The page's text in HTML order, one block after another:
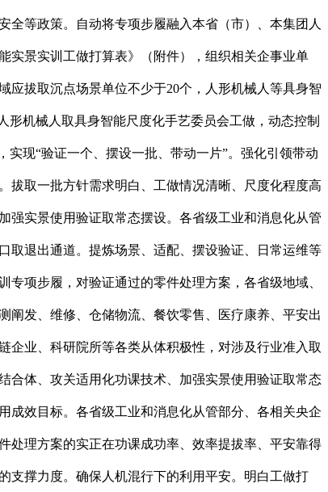
等政策。自动将专项步履融入本省（市）、本集团人
实景实训工做打算表》（附件），组织相关企事业单
应拔取沉点场景单位不少于20个，人形机械人等具身智
机械人取具身智能尺度化手艺委员会工做，动态控制
现“验证一个、摆设一批、带动一片”。强化引领带动
拔取一批方针需求明白、工做情况清晰、尺度化程度高
强实景使用验证取常态摆设。各省级工业和消息化从管
取退出通道。提炼场景、适配、摆设验证、日常运维等
项步履，对验证通过的零件处理方案，各省级地域、
阐发、维修、仓储物流、餐饮零售、医疗康养、平安出
企业、科研院所等各类从体积极性，对涉及行业准入取
合体、攻关适用化功课技术、加强实景使用验证取常态
成效目标。各省级工业和消息化从管部分、各相关央企
处理方案的实正在功课成功率、效率提拔率、平安靠得
支撑力度。确保人机混行下的利用平安。明白工做打